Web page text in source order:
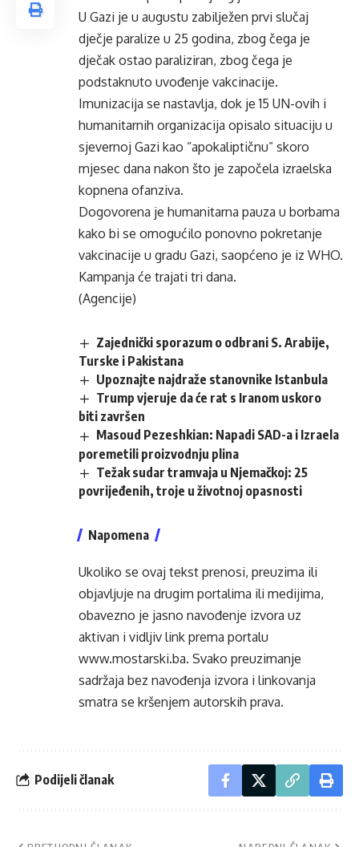
U Gazi je u augustu zabilježen prvi slučaj
dječje paralize u 25 godina, zbog čega je
dječak ostao paraliziran, zbog čega je
podstaknuto uvođenje vakcinacije.
Imunizacija se nastavlja, dok je 15 UN-ovih i
humanitarnih organizacija opisalo situaciju u
sjevernoj Gazi kao “apokaliptičnu” skoro
mjesec dana nakon što je započela izraelska
kopnena ofanziva.
Dogovorena je humanitarna pauza u borbama
kako bi se omogućilo ponovno pokretanje
vakcinacije u gradu Gazi, saopćeno je iz WHO.
Kampanja će trajati tri dana.
(Agencije)
Zajednički sporazum o odbrani S. Arabije,
Turske i Pakistana
Upoznajte najdraže stanovnike Istanbula
Trump vjeruje da će rat s Iranom uskoro
biti završen
Masoud Pezeshkian: Napadi SAD-a i Izraela
poremetili proizvodnju plina
Težak sudar tramvaja u Njemačkoj: 25
povrijeđenih, troje u životnoj opasnosti
Napomena
Ukoliko se ovaj tekst prenosi, preuzima ili
objavljuje na drugim portalima ili medijima,
obavezno je jasno navođenje izvora uz
aktivan i vidljiv link prema portalu
www.mostarski.ba. Svako preuzimanje
sadržaja bez navođenja izvora i linkovanja
smatra se kršenjem autorskih prava.
Podijeli članak